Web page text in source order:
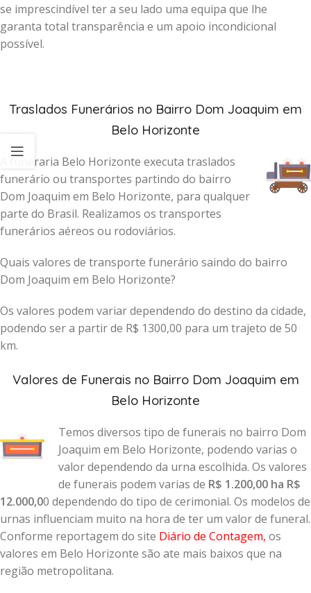
se imprescindível ter a seu lado uma equipa que lhe
garanta total transparência e um apoio incondicional
possível.
Traslados Funerários no Bairro Dom Joaquim em
Belo Horizonte
A funeraria Belo Horizonte executa traslados
funerário ou transportes partindo do bairro
Dom Joaquim em Belo Horizonte, para qualquer
parte do Brasil. Realizamos os transportes
funerários aéreos ou rodoviários.
Quais valores de transporte funerário saindo do bairro
Dom Joaquim em Belo Horizonte?
Os valores podem variar dependendo do destino da cidade,
podendo ser a partir de R$ 1300,00 para um trajeto de 50
km.
Valores de Funerais no Bairro Dom Joaquim em
Belo Horizonte
Temos diversos tipo de funerais no bairro Dom
Joaquim em Belo Horizonte, podendo varias o
valor dependendo da urna escolhida. Os valores
de funerais podem varias de R$ 1.200,00 ha R$
12.000,00 dependendo do tipo de cerimonial. Os modelos de
urnas influenciam muito na hora de ter um valor de funeral.
Conforme reportagem do site Diário de Contagem, os
valores em Belo Horizonte são ate mais baixos que na
região metropolitana.